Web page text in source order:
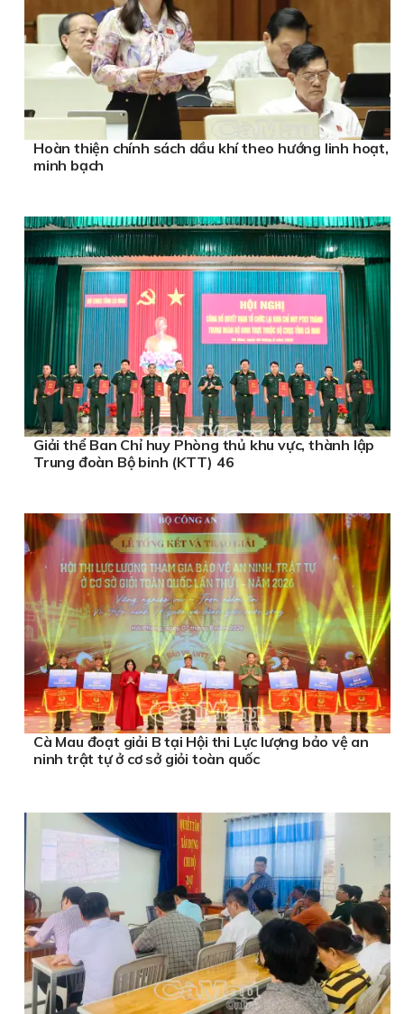
Hoàn thiện chính sách dầu khí theo hướng linh hoạt,
minh bạch
Giải thể Ban Chỉ huy Phòng thủ khu vực, thành lập
Trung đoàn Bộ binh (KTT) 46
Cà Mau đoạt giải B tại Hội thi Lực lượng bảo vệ an
ninh trật tự ở cơ sở giỏi toàn quốc